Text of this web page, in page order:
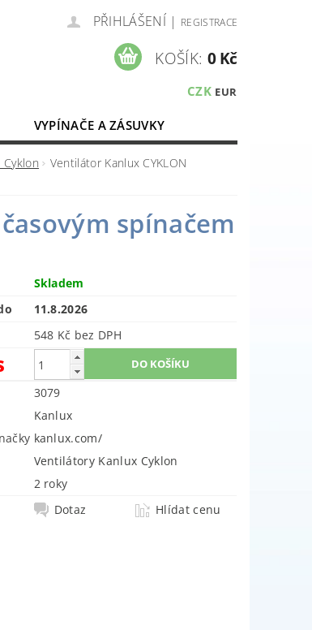
PŘIHLÁŠENÍ | REGISTRACE
CZK EUR
KOŠÍK: 0 Kč
VYPÍNAČE A ZÁSUVKY
Ventilátor Kanlux CYKLON
spínačem
Skladem
11.8.2026
548 Kč bez DPH
3079
Kanlux
kanlux.com/
Ventilátory Kanlux Cyklon
2 roky
Dotaz Hlídat cenu